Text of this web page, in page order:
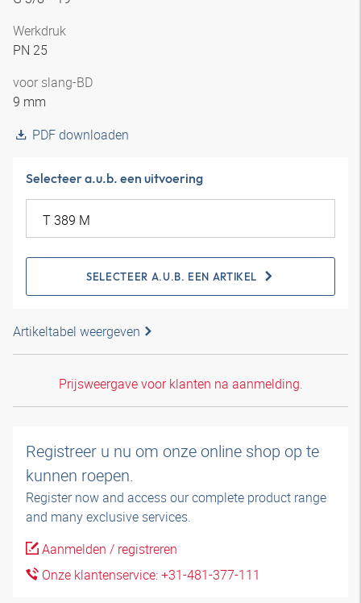
Werkdruk
PN 25
voor slang-BD
9 mm
PDF downloaden
Selecteer a.u.b. een uitvoering
SELECTEER A.U.B. EEN ARTIKEL
Artikeltabel weergeven
Prijsweergave voor klanten na aanmelding.
Registreer u nu om onze online shop op te
kunnen roepen.
Register now and access our complete product range
and many exclusive services.
Aanmelden / registreren
Onze klantenservice: +31-481-377-111